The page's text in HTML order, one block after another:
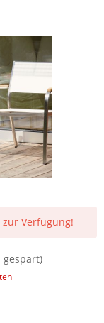
Verfügung!
gespart)